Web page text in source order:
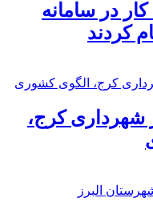
در سامانه
کردند
شهرداری کرج،